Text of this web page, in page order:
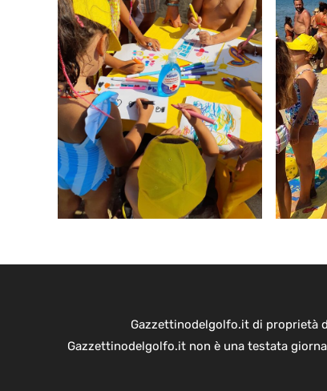
Gazzettinodelgolfo.it di proprietà di
Gazzettinodelgolfo.it non è una testata